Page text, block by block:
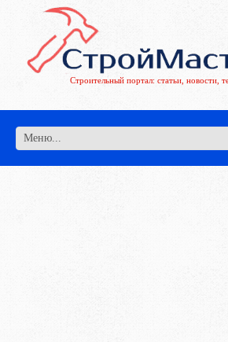
Строительный портал: статьи, новости,